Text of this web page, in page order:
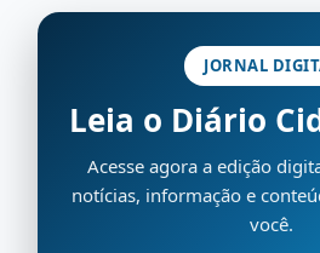
JORNAL
Leia o Diário
Acesse agora a edição
notícias, informação e
você.